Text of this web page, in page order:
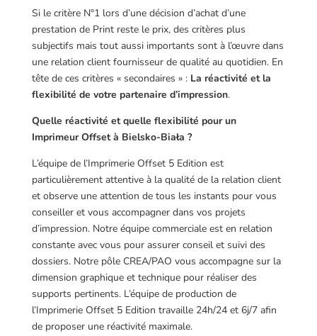
Si le critère N°1 lors d’une décision d’achat d’une
prestation de Print reste le prix, des critères plus
subjectifs mais tout aussi importants sont à l’œuvre dans
une relation client fournisseur de qualité au quotidien. En
tête de ces critères « secondaires » : La réactivité et la
flexibilité de votre partenaire d’impression.
Quelle réactivité et quelle flexibilité pour un
Imprimeur Offset à Bielsko-Biała ?
L’équipe de l’Imprimerie Offset 5 Edition est
particulièrement attentive à la qualité de la relation client
et observe une attention de tous les instants pour vous
conseiller et vous accompagner dans vos projets
d’impression. Notre équipe commerciale est en relation
constante avec vous pour assurer conseil et suivi des
dossiers. Notre pôle CREA/PAO vous accompagne sur la
dimension graphique et technique pour réaliser des
supports pertinents. L’équipe de production de
l’Imprimerie Offset 5 Edition travaille 24h/24 et 6j/7 afin
de proposer une réactivité maximale.